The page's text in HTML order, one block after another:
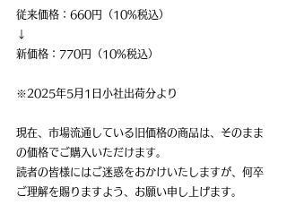
従来価格：660円（10%税込）
↓
新価格：770円（10%税込）
※2025年5月1日小社出荷分より
現在、市場流通している旧価格の商品は、そのまま
の価格でご購入いただけます。
読者の皆様にはご迷惑をおかけいたしますが、何卒
ご理解を賜りますよう、お願い申し上げます。